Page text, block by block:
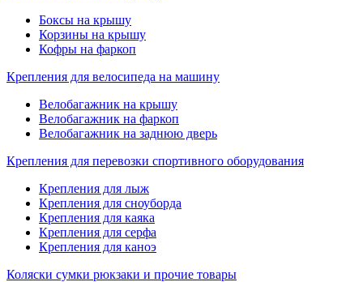
Боксы на крышу
Корзины на крышу
Кофры на фаркоп
Крепления для велосипеда на машину
Велобагажник на крышу
Велобагажник на фаркоп
Велобагажник на заднюю дверь
Крепления для перевозки спортивного оборудования
Крепления для лыж
Крепления для сноуборда
Крепления для каяка
Крепления для серфа
Крепления для каноэ
Коляски сумки рюкзаки и прочие товары